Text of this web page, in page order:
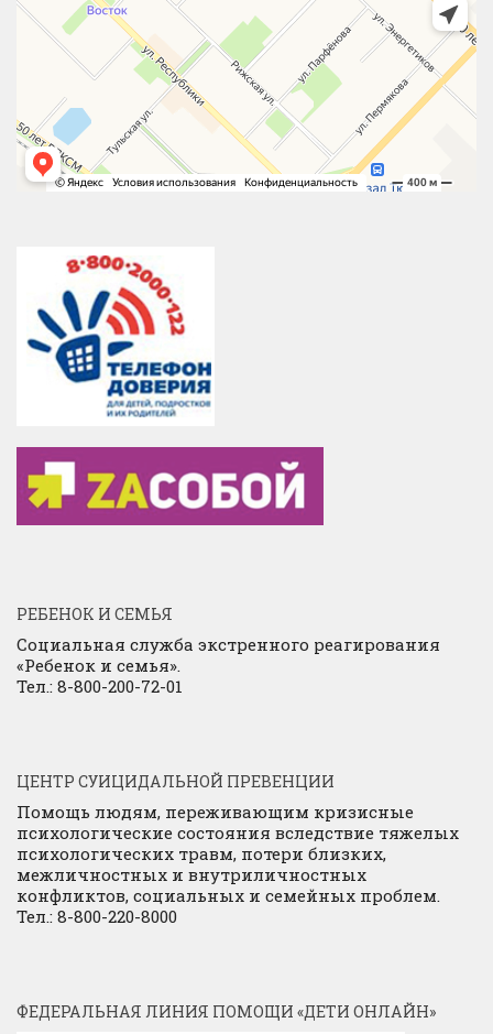
РЕБЕНОК И СЕМЬЯ
Социальная служба экстренного реагирования
«Ребенок и семья».
Тел.: 8-800-200-72-01
ЦЕНТР СУИЦИДАЛЬНОЙ ПРЕВЕНЦИИ
Помощь людям, переживающим кризисные
психологические состояния вследствие тяжелых
психологических травм, потери близких,
межличностных и внутриличностных
конфликтов, социальных и семейных проблем.
Тел.: 8-800-220-8000
ФЕДЕРАЛЬНАЯ ЛИНИЯ ПОМОЩИ «ДЕТИ ОНЛАЙН»